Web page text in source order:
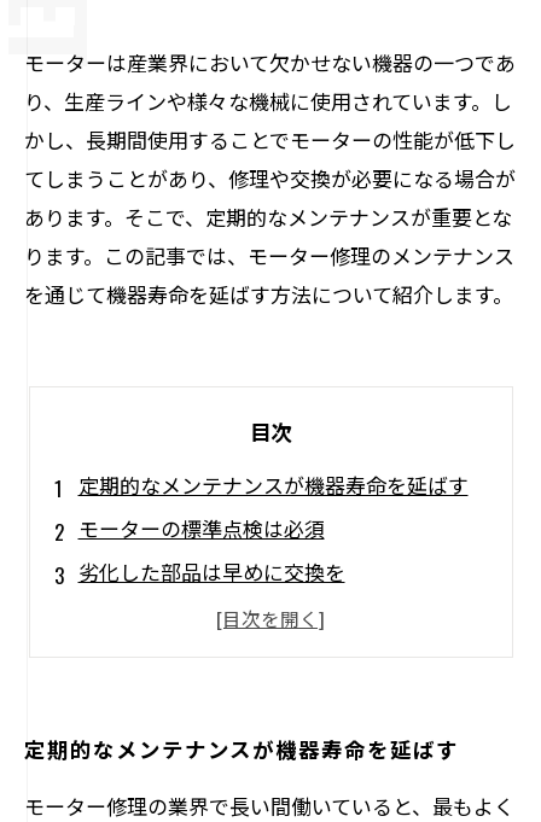
モーターは産業界において欠かせない機器の一つであ
り、生産ラインや様々な機械に使用されています。し
かし、長期間使用することでモーターの性能が低下し
てしまうことがあり、修理や交換が必要になる場合が
あります。そこで、定期的なメンテナンスが重要とな
ります。この記事では、モーター修理のメンテナンス
を通じて機器寿命を延ばす方法について紹介します。
目次
定期的なメンテナンスが機器寿命を延ばす
モーターの標準点検は必須
劣化した部品は早めに交換を
データの記録をして効率的なメンテナンスを
定期的なメンテナンスが機器寿命を延ばす
モーター修理の業界で長い間働いていると、最もよく